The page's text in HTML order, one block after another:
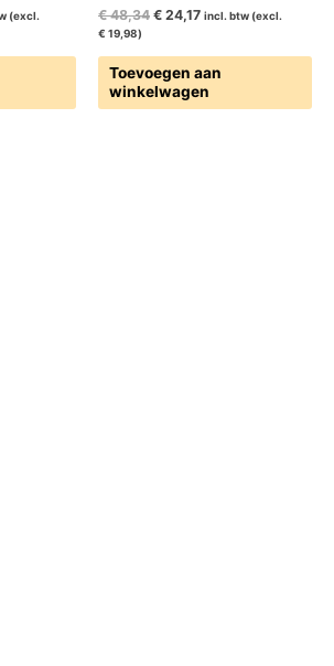
(excl.
€48,34 € 24,17 incl. btw (excl.
€ 19,98)
Toevoegen aan
winkelwagen